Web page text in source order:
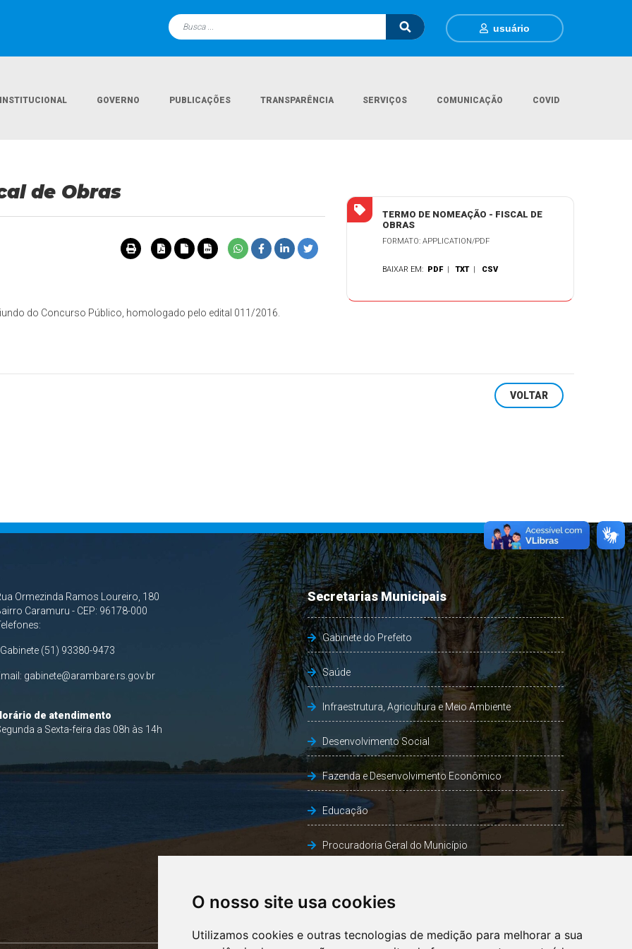
O nosso site usa cookies
Utilizamos cookies e outras tecnologias de medição para melhorar a sua
usuário
INSTITUCIONAL GOVERNO PUBLICAÇÕES TRANSPARÊNCIA SERVIÇOS COMUNICAÇÃO COVID
de Obras
do Concurso Público, homologado pelo edital 011/2016.
TERMO DE NOMEAÇÃO - FISCAL DE
OBRAS
FORMATO: APPLICATION/PDF
BAIXAR EM: PDF |TXT | CSV
VOLTAR
Ormezinda Ramos Loureiro, 180
Caramuru - CEP: 96178-000
(51) 93380-9473
gabinete@arambare.rs.gov.br
de atendimento
a Sexta-feira das 08h às 14h
Secretarias Municipais
Gabinete do Prefeito
Saúde
Infraestrutura, Agricultura e Meio Ambiente
Desenvolvimento Social
Fazenda e Desenvolvimento Econômico
Educação
Procuradoria Geral do Município